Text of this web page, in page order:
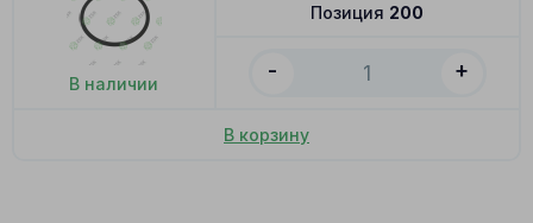
В наличии
Позиция 200
- +
В корзину